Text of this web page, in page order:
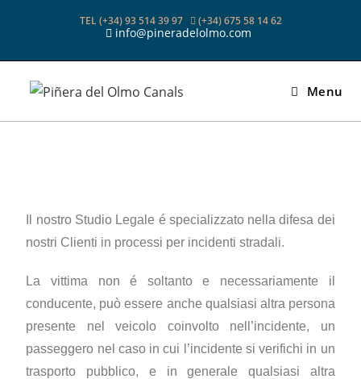
TEL (+34) 93 514 39 97 (+34) 675 58 14 62
info@pineradelolmo.com
Menu
Il nostro Studio Legale é specializzato nella difesa dei
nostri Clienti in processi per incidenti stradali.
La vittima non é soltanto e necessariamente il
conducente, può essere anche qualsiasi altra persona
presente nel veicolo coinvolto nell’incidente, un
passeggero nel caso in cui l’incidente si verifichi in un
trasporto pubblico, e in generale qualsiasi altra